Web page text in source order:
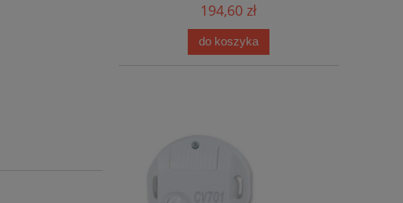
194,60 zł
do koszyka